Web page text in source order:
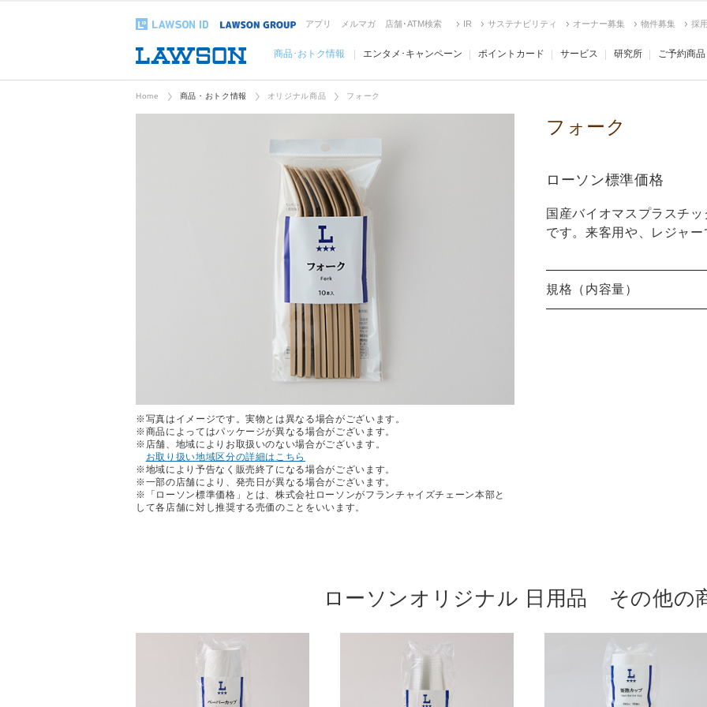
アプリ メルマガ 店舗･ATM検索 IR サステナビリティ オーナー募集 物件募集 採
商品･おトク情報 エンタメ･キャンペーン ポイントカード サービス 研究所 ご予約商品
Home 商品・おトク情報 オリジナル商品 フォーク
※写真はイメージです。実物とは異なる場合がございます。
※商品によってはパッケージが異なる場合がございます。
※店舗、地域によりお取扱いのない場合がございます。
お取り扱い地域区分の詳細はこちら
※地域により予告なく販売終了になる場合がございます。
※一部の店舗により、発売日が異なる場合がございます。
※「ローソン標準価格」とは、株式会社ローソンがフランチャイズチェーン本部と
して各店舗に対し推奨する売価のことをいいます。
フォーク
ローソン標準価格
国産バイオマスプラスチ
です。来客用や、レジャ
規格（内容量）
ローソンオリジナル 日用品 その他の